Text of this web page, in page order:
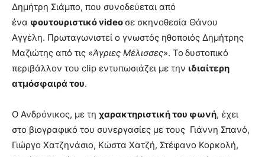
Δημήτρη Σιάμπο, που συνοδεύεται από
ένα φουτουριστικό video σε σκηνοθεσία Θάνου
Αγγέλη. Πρωταγωνιστεί ο γνωστός ηθοποιός Δημήτρης
Μαζιώτης από τις «Άγριες Μέλισσες». Το δυστοπικό
περιβάλλον του clip εντυπωσιάζει με την ιδιαίτερη
ατμόσφαιρά του.
Ο Ανδρόνικος, με τη χαρακτηριστική του φωνή, έχει
στο βιογραφικό του συνεργασίες με τους Γιάννη Σπανό,
Γιώργο Χατζηνάσιο, Κώστα Χατζή, Στέφανο Κορκολή,